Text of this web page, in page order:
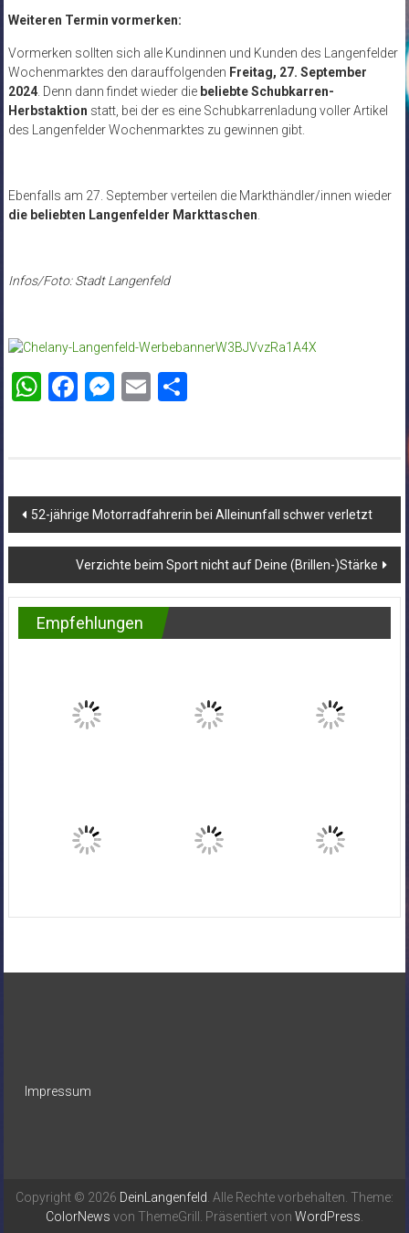
Weiteren Termin vormerken:
Vormerken sollten sich alle Kundinnen und Kunden des Langenfelder
Wochenmarktes den darauffolgenden Freitag, 27. September
2024. Denn dann findet wieder die beliebte Schubkarren-
Herbstaktion statt, bei der es eine Schubkarrenladung voller Artikel
des Langenfelder Wochenmarktes zu gewinnen gibt.
Ebenfalls am 27. September verteilen die Markthändler/innen wieder
die beliebten Langenfelder Markttaschen
Infos/Foto: Stadt Langenfeld
WhatsApp
Facebook
Messenger
EmailTeilen
Beitragsnavigation
52-jährige Motorradfahrerin bei Alleinunfall schwer verletzt
Verzichte beim Sport nicht auf Deine (Brillen-)Stärke
Empfehlungen
Impressum
Copyright © 2026 DeinLangenfeld. Alle Rechte vorbehalten. Theme:
ColorNews von ThemeGrill. Präsentiert von WordPress.